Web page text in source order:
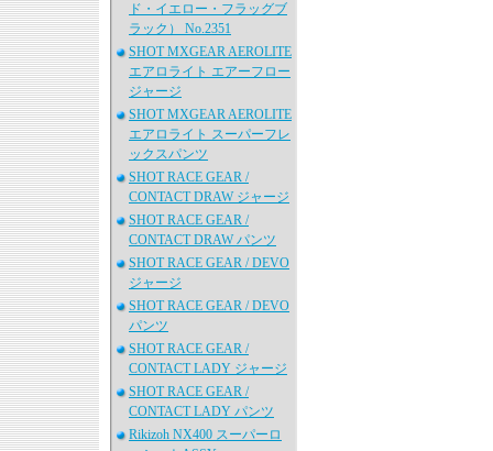
ド・イエロー・フラッグブ
ラック） No.2351
SHOT MXGEAR AEROLITE
エアロライト エアーフロー
ジャージ
SHOT MXGEAR AEROLITE
エアロライト スーパーフレ
ックスパンツ
SHOT RACE GEAR /
CONTACT DRAW ジャージ
SHOT RACE GEAR /
CONTACT DRAW パンツ
SHOT RACE GEAR / DEVO
ジャージ
SHOT RACE GEAR / DEVO
パンツ
SHOT RACE GEAR /
CONTACT LADY ジャージ
SHOT RACE GEAR /
CONTACT LADY パンツ
Rikizoh NX400 スーパーロ